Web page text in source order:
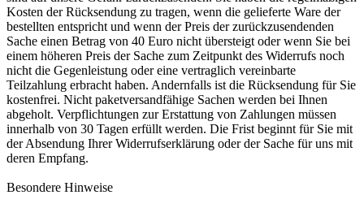
Kosten der Rücksendung zu tragen, wenn die gelieferte Ware der
bestellten entspricht und wenn der Preis der zurückzusendenden
Sache einen Betrag von 40 Euro nicht übersteigt oder wenn Sie bei
einem höheren Preis der Sache zum Zeitpunkt des Widerrufs noch
nicht die Gegenleistung oder eine vertraglich vereinbarte
Teilzahlung erbracht haben. Andernfalls ist die Rücksendung für Sie
kostenfrei. Nicht paketversandfähige Sachen werden bei Ihnen
abgeholt. Verpflichtungen zur Erstattung von Zahlungen müssen
innerhalb von 30 Tagen erfüllt werden. Die Frist beginnt für Sie mit
der Absendung Ihrer Widerrufserklärung oder der Sache für uns mit
deren Empfang.
Besondere Hinweise